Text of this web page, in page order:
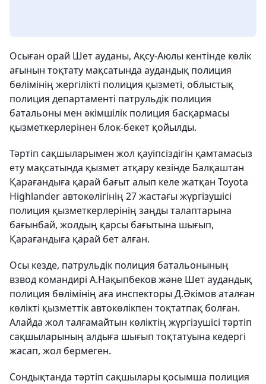
Осыған орай Шет ауданы, Ақсу-Аюлы кентінде көлік
ағынын тоқтату мақсатында аудандық полиция
бөлімінің жергілікті полиция қызметі, облыстық
полиция департаменті патрульдік полиция
батальоны мен әкімшілік полиция басқармасы
қызметкерлерінен блок-бекет қойылды.
Тәртіп сақшыларымен жол қауіпсіздігін қамтамасыз
ету мақсатында қызмет атқару кезінде Балқаштан
Қарағандыға қарай бағыт алып келе жатқан Toyota
Highlander автокөлігінің 27 жастағы жүргізушісі
полиция қызметкерлерінің заңды талаптарына
бағынбай, жолдың қарсы бағытына шығып,
Қарағандыға қарай бет алған.
Осы кезде, патрульдік полиция батальонының
взвод командирі А.Нақыпбеков және Шет аудандық
полиция бөлімінің аға инспекторы Д.Әкімов аталған
көлікті қызметтік автокөлікпен тоқтатпақ болған.
Алайда жол талғамайтын көліктің жүргізушісі тәртіп
сақшыларының алдыға шығып тоқтатуына кедергі
жасап, жол бермеген.
Сондықтанда тәртіп сақшылары қосымша полиция